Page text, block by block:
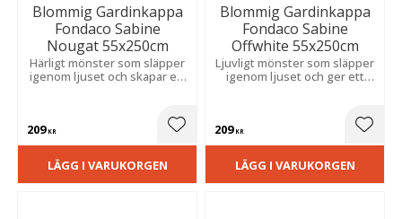
Blommig Gardinkappa
Fondaco Sabine
Nougat 55x250cm
Härligt mönster som släpper
igenom ljuset och skapar ett
209KR Lägg till i favoriter
LÄGG I VARUKORGEN
Blommig Gardinkappa
Fondaco Sabine
Offwhite 55x250cm
Ljuvligt mönster som släpper
igenom ljuset och ger ett
209KR
LÄGG I VARUKORGEN